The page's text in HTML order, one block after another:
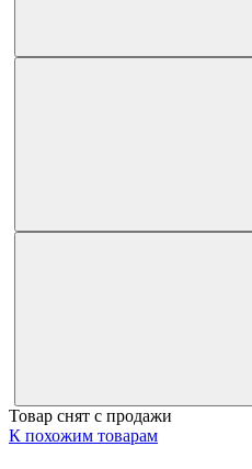
Товар снят с продажи
К похожим товарам